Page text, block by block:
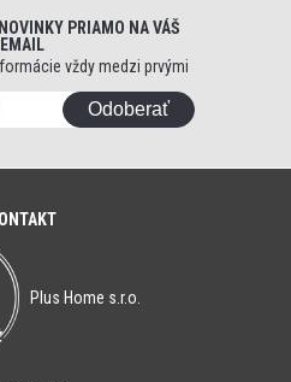
PRIAMO NA VÁŠ
EMAIL
vždy medzi prvými
Odoberať
Plus Home s.r.o.